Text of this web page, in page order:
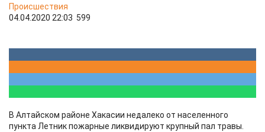
Происшествия
04.04.2020 22:03 599
В Алтайском районе Хакасии недалеко от населенного
пункта Летник пожарные ликвидируют крупный пал травы.